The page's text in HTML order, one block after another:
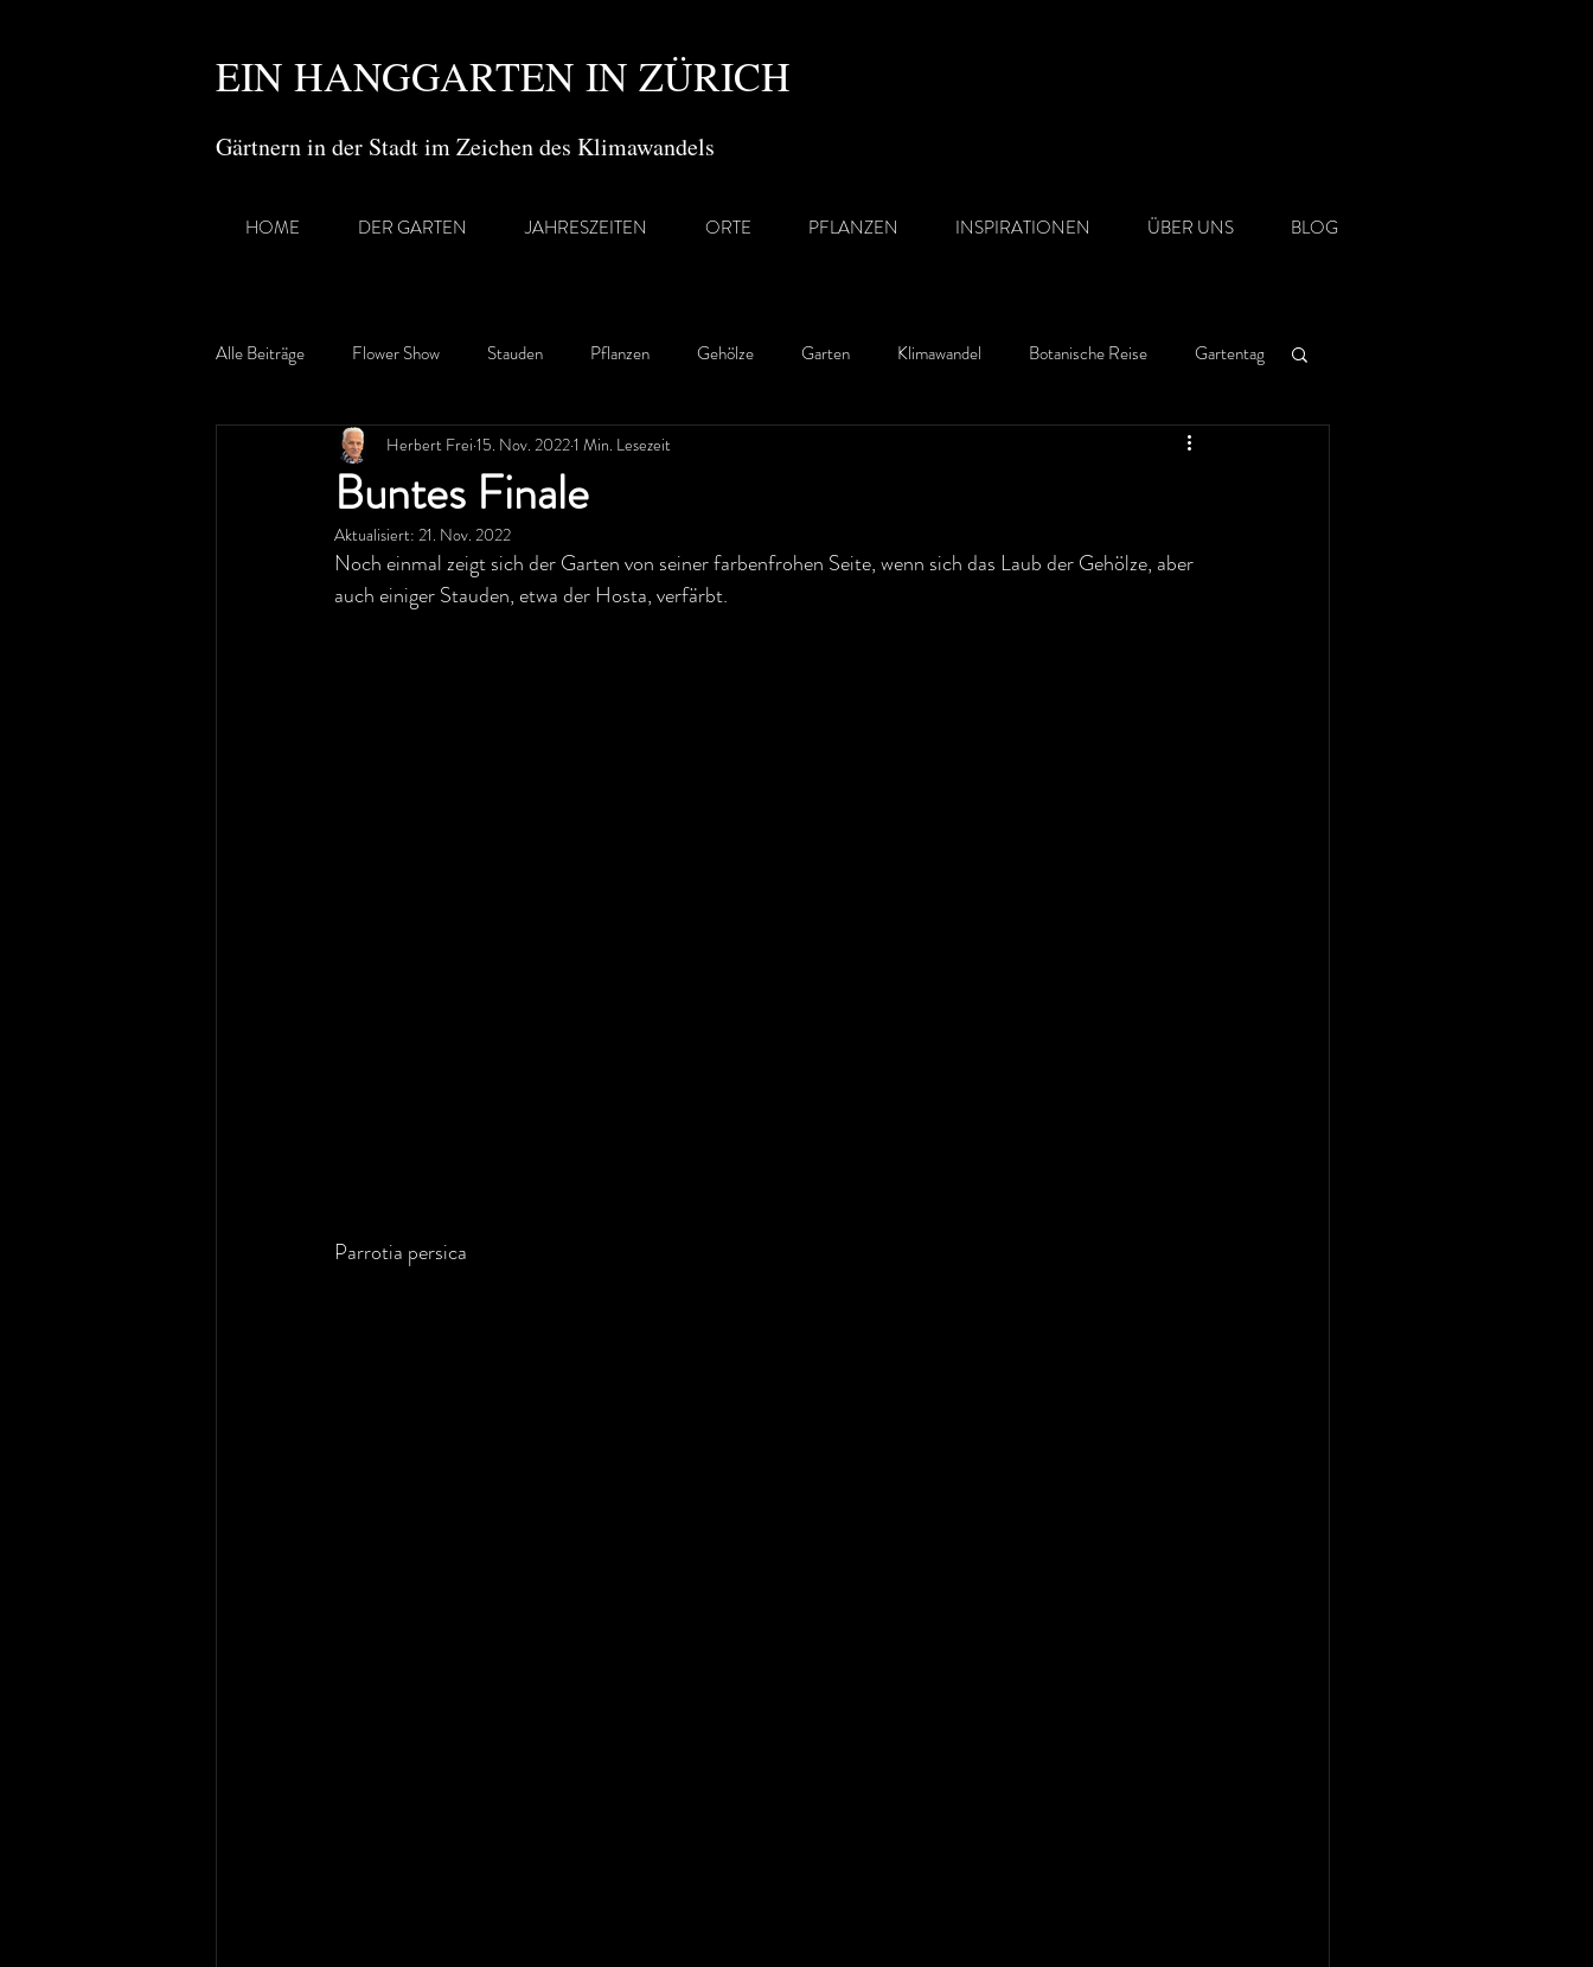
EIN HANGGARTEN IN ZÜRICH
Gärtnern in der Stadt im Zeichen des Klimawandels
HOME DER GARTEN JAHRESZEITEN ORTE PFLANZEN INSPIRATIONEN ÜBER UNS BLOG
Alle Beiträge Flower Show Stauden Pflanzen Gehölze Garten Klimawandel Botanische Reise Gartentag
Gartenreisen
Buntes Finale
Herbert Frei 15. Nov. 20221 Min. Lesezeit
Aktualisiert: 21. Nov. 2022
Noch einmal zeigt sich der Garten von seiner farbenfrohen Seite, wenn sich das Laub der Gehölze, aber
auch einiger Stauden, etwa der Hosta, verfärbt.
Parrotia persica